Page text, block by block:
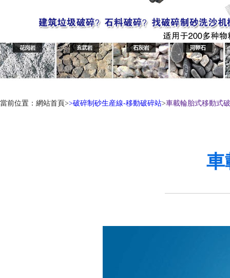
當前位置：網站首頁>>破碎制砂生産線-移動破碎站>車載輪胎式移動式
車